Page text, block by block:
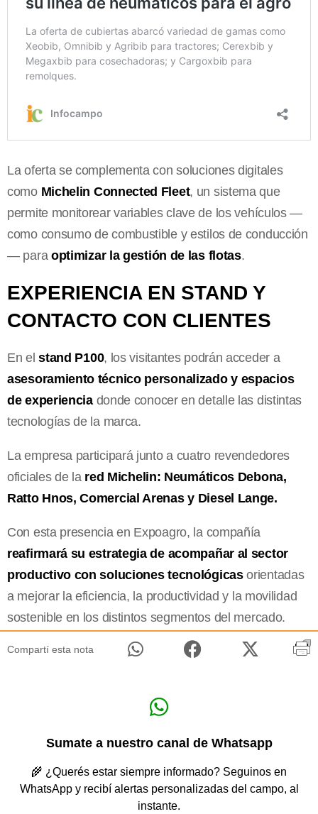
La oferta se complementa con soluciones digitales
como Michelin Connected Fleet, un sistema que
permite monitorear variables clave de los vehículos —
como consumo de combustible y estilos de conducción
— para optimizar la gestión de las flotas.
EXPERIENCIA EN STAND Y
CONTACTO CON CLIENTES
En elstand P100, los visitantes podrán acceder a
asesoramiento técnico personalizado y espacios
de experienciadonde conocer en detalle las distintas
tecnologías de la marca.
La empresa participará junto a cuatro revendedores
oficiales de la red Michelin: Neumáticos Debona,
Ratto Hnos, Comercial Arenas y Diesel Lange.
Con esta presencia en Expoagro, la compañía
reafirmará su estrategia de acompañar al sector
productivo con soluciones tecnológicasorientadas
a mejorar la eficiencia, la productividad y la movilidad
sostenible en los distintos segmentos del mercado.
Compartí esta nota
Sumate a nuestro canal de Whatsapp
🌾 ¿Querés estar siempre informado? Seguinos en
WhatsApp y recibí alertas personalizadas del campo, al
instante.